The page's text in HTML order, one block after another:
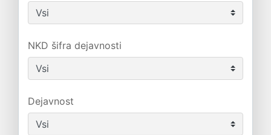
NKD šifra dejavnosti
Dejavnost